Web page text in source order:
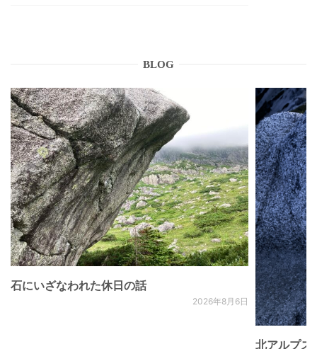
BLOG
石にいざなわれた休日の話
2026年8月6日
北アルプ